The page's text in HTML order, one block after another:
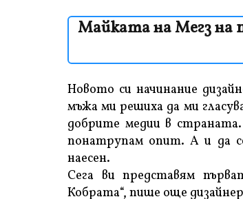
Майката на Мегз на
Новото си начинание
мъжа ми решиха да ми
добрите медии в
понатрупам опит. А и да
наесен.
Сега ви представям
Кобрата“, пише още